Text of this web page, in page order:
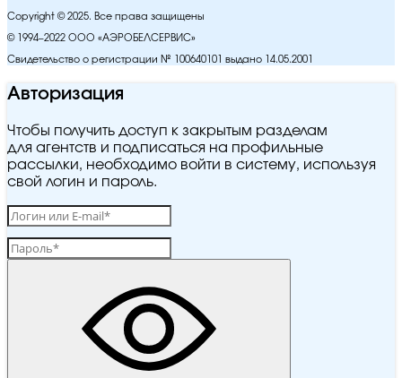
Copyright © 2025. Все права защищены
© 1994–2022 ООО «АЭРОБЕЛСЕРВИС»
Свидетельство о регистрации № 100640101 выдано 14.05.2001
Авторизация
Чтобы получить доступ к закрытым разделам
для агентств и подписаться на профильные
рассылки, необходимо войти в систему, используя
свой логин и пароль.